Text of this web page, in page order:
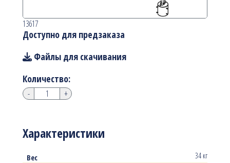
Характеристики
Вес
34 кг
13617
Доступно для предзаказа
Файлы для скачивания
Количество:
- +